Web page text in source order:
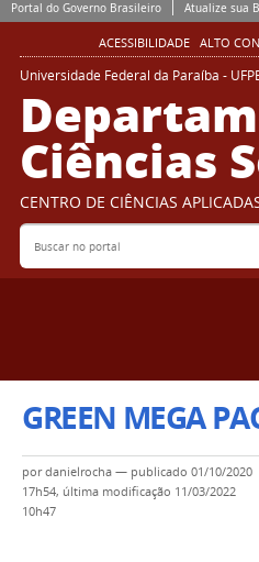
Portal do Governo Brasileiro Atualize sua
ACESSIBILIDADE ALTO
Universidade Federal da Paraíba -
Ciências
CENTRO DE CIÊNCIAS
Buscar no portal
GREEN MEGA
pordanielrocha — publicado 01/10/2020
17h54, última modificação 11/03/2022
10h47